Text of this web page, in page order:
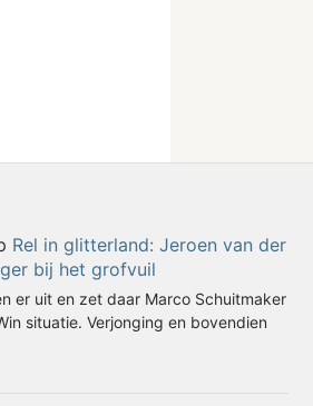
Rel in glitterland: Jeroen van der
bij het grofvuil
er uit en zet daar Marco Schuitmaker
situatie. Verjonging en bovendien